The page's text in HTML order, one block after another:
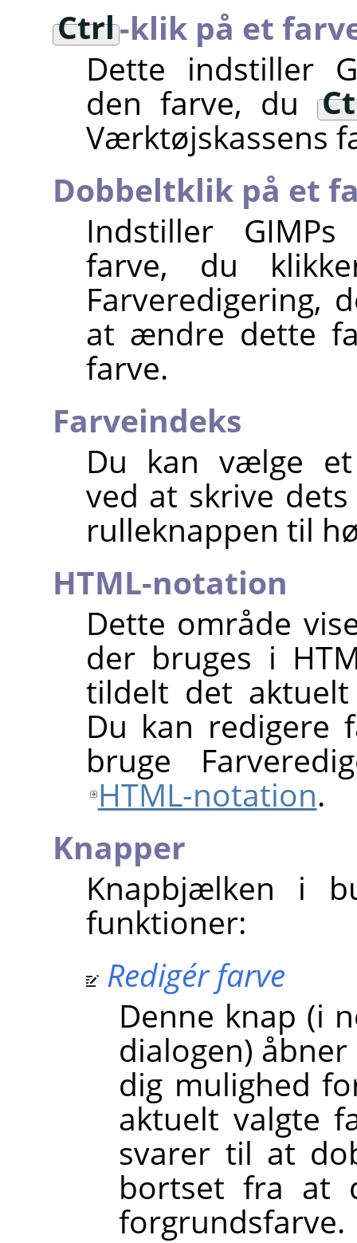
Ctrl-klik på et
Dette indstiller
den farve, du
Værktøjskassens
Dobbeltklik på et
Indstiller
farve, du
Farveredigering,
at ændre dette
farve.
Farveindeks
Du kan vælge
ved at skrive
rulleknappen til
HTML-notation
Dette område
der bruges i
tildelt det aktuelt
Du kan redigere
bruge
HTML-notation.
Knapper
Knapbjælken i
funktioner:
Redigér farve
Denne knap (i
dialogen)
dig mulighed
aktuelt valgte
svarer til at
bortset fra at
forgrundsfarve.